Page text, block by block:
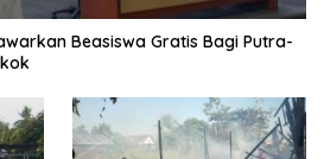
Beasiswa Gratis Bagi Putra-